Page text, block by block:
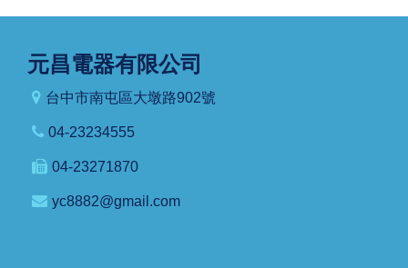
元昌電器有限公司
台中市南屯區大墩路902號
04-23234555
04-23271870
yc8882@gmail.com